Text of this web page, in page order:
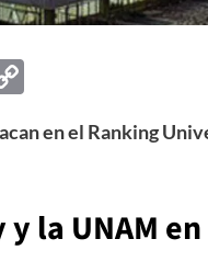
en el Ranking
la UNAM